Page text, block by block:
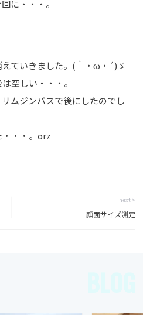
に・・・。
ていきました。(｀・ω・´)ゞ
空しい・・・。
ムジンバスで後にしたのでし
・・。orz
next >
顔面サイズ測定